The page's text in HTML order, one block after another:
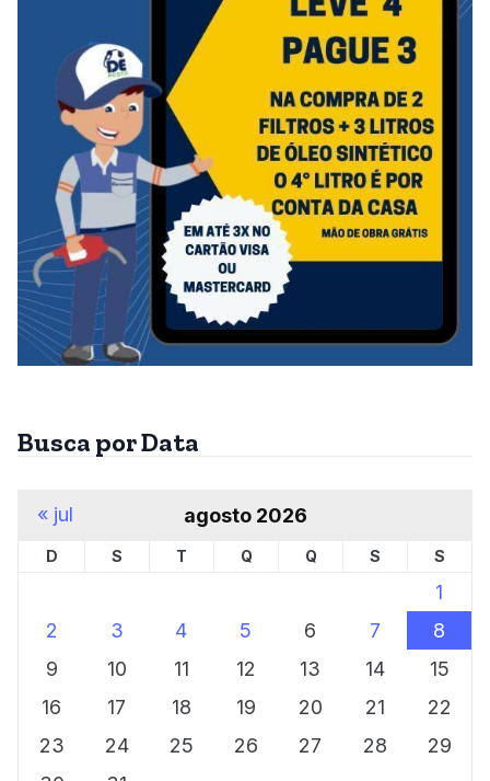
Busca por Data
agosto 2026
D S T Q Q S S
1
2
3 4 5 6 7
8
9
10 11 12 13 14
15
16
17 18 19 20 21
22
23
24 25 26 27 28
29
« jul